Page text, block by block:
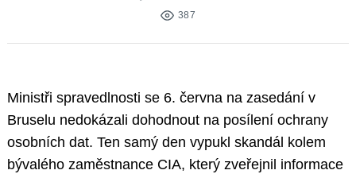
387
Ministři spravedlnosti se 6. června na zasedání v
Bruselu nedokázali dohodnout na posílení ochrany
osobních dat. Ten samý den vypukl skandál kolem
bývalého zaměstnance CIA, který zveřejnil informace